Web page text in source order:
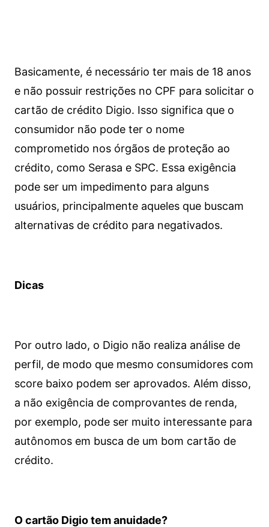
Basicamente, é necessário ter mais de 18 anos
e não possuir restrições no CPF para solicitar o
cartão de crédito Digio. Isso significa que o
consumidor não pode ter o nome
comprometido nos órgãos de proteção ao
crédito, como Serasa e SPC. Essa exigência
pode ser um impedimento para alguns
usuários, principalmente aqueles que buscam
alternativas de crédito para negativados.
Dicas
Por outro lado, o Digio não realiza análise de
perfil, de modo que mesmo consumidores com
score baixo podem ser aprovados. Além disso,
a não exigência de comprovantes de renda,
por exemplo, pode ser muito interessante para
autônomos em busca de um bom cartão de
crédito.
O cartão Digio tem anuidade?